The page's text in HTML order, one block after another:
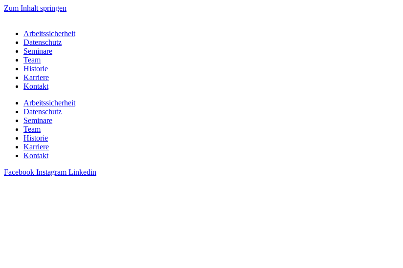
Zum Inhalt springen
Arbeitssicherheit
Datenschutz
Seminare
Team
Historie
Karriere
Kontakt
Arbeitssicherheit
Datenschutz
Seminare
Team
Historie
Karriere
Kontakt
Facebook Instagram Linkedin